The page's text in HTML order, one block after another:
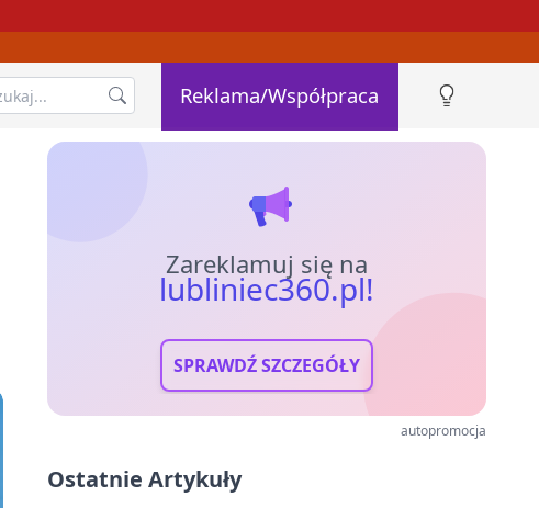
Reklama/Współpraca
Zareklamuj się na
lubliniec360.pl!
SPRAWDŹ SZCZEGÓŁY
autopromocja
Ostatnie Artykuły